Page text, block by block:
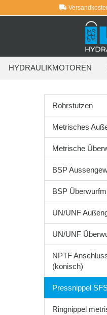
HYDRAULIKMOTOREN
Rohrstutzen
Metrisches
Metrische
BSP
BSP
UN/UNF
UN/UNF
NPTF
(konisch)
Pressnippel
Ringnippel